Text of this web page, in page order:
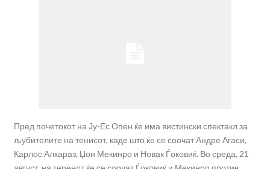
Пред почетокот на Ју-Ес Опен ќе има вистински спектакл за
љубителите на тенисот, каде што ќе се соочат Андре Агаси,
Карлос Алкараз, Џон Мекинро и Новак Ѓоковиќ. Во среда, 21